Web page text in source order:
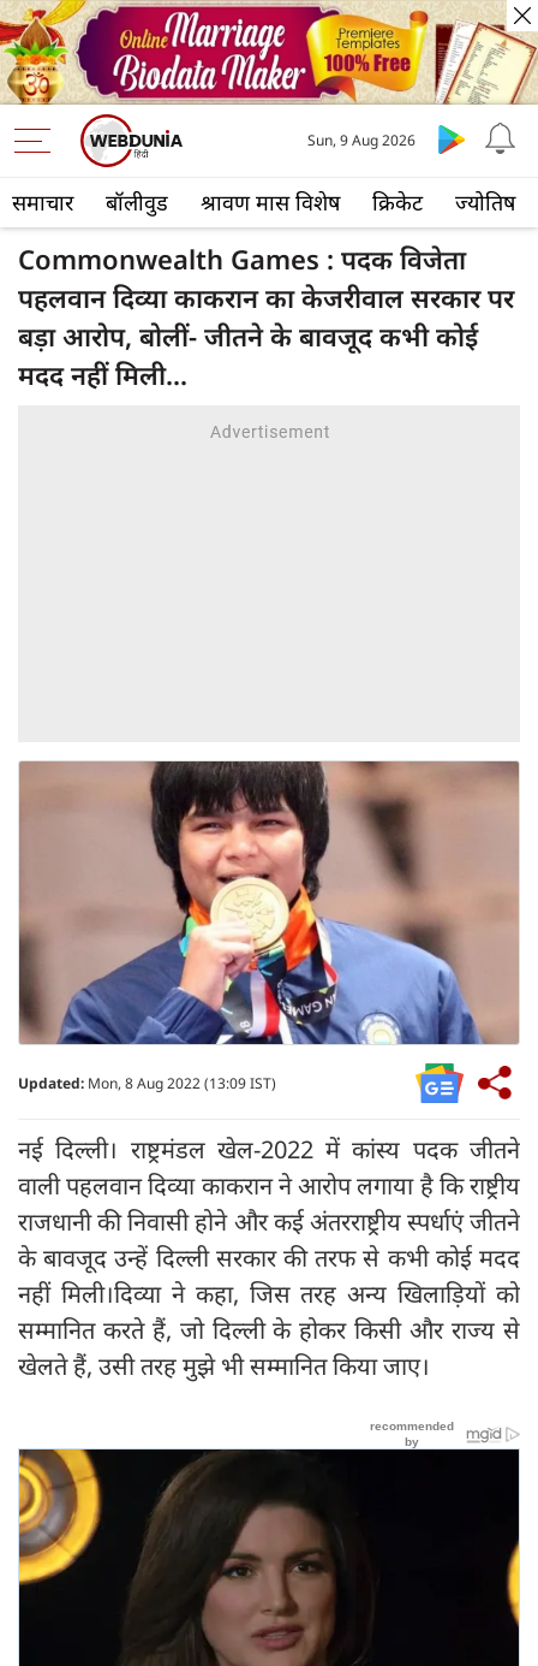
समाचार बॉलीवुड श्रावण मास विशेष क्रिकेट ज्योतिष
Sun, 9 Aug 2026
Commonwealth Games : पदक विजेता
पहलवान दिव्या काकरान का केजरीवाल सरकार पर
बड़ा आरोप, बोलीं- जीतने के बावजूद कभी कोई
मदद नहीं मिली...
Updated: Mon, 8 Aug 2022 (13:09 IST)
नई दिल्ली। राष्ट्रमंडल खेल-2022 में कांस्य पदक जीतने
वाली पहलवान दिव्या काकरान ने आरोप लगाया है कि राष्ट्रीय
राजधानी की निवासी होने और कई अंतरराष्ट्रीय स्पर्धाएं जीतने
के बावजूद उन्हें दिल्ली सरकार की तरफ से कभी कोई मदद
नहीं मिली।दिव्या ने कहा, जिस तरह अन्य खिलाड़ियों को
सम्मानित करते हैं, जो दिल्ली के होकर किसी और राज्य से
खेलते हैं, उसी तरह मुझे भी सम्मानित किया जाए।